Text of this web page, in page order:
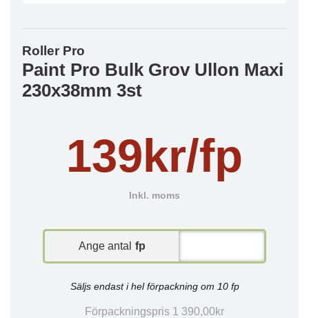
Roller Pro
Paint Pro Bulk Grov Ullon Maxi
230x38mm 3st
139kr/fp
Inkl. moms
Ange antal fp
Säljs endast i hel förpackning om 10 fp
Förpackningspris 1 390,00kr